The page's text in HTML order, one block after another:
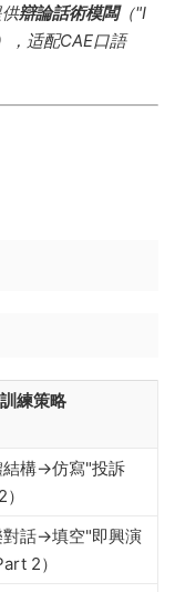
辯論話術模闆​（"I
适配CAE口語
訓練策略
結構→仿寫"投訴
對話→填空"即興演
2）